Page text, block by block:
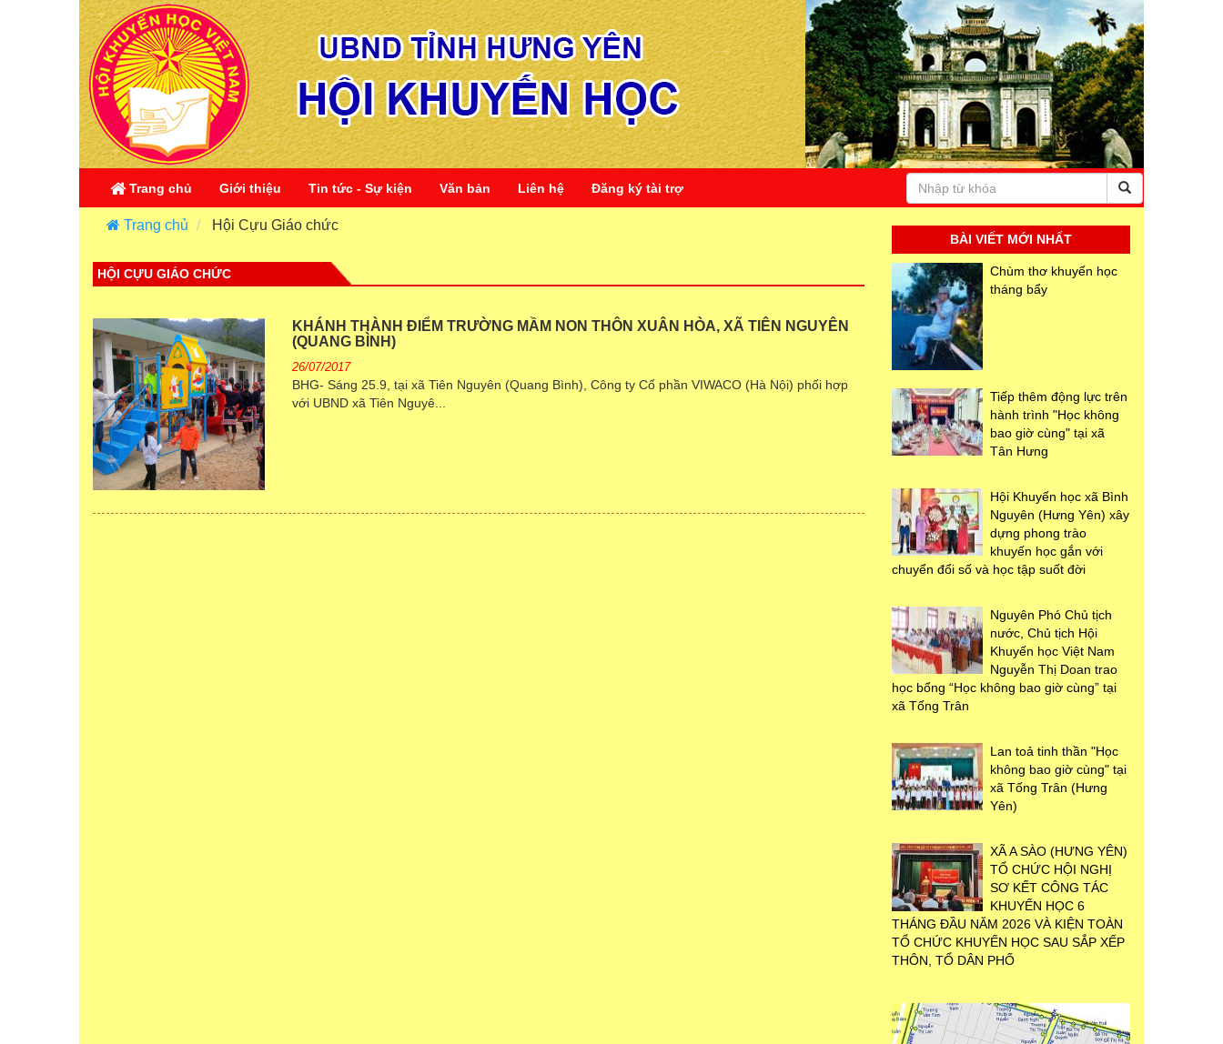
Trang chủ Giới thiệu Tin tức - Sự kiện Văn bản Liên hệ Đăng ký tài trợ
Trang chủ Hội Cựu Giáo chức
HỘI CỰU GIÁO CHỨC
KHÁNH THÀNH ĐIỂM TRƯỜNG MẦM NON THÔN XUÂN HÒA, XÃ TIÊN NGUYÊN
(QUANG BÌNH)
26/07/2017
BHG- Sáng 25.9, tại xã Tiên Nguyên (Quang Bình), Công ty Cổ phần VIWACO (Hà Nội) phối hợp
với UBND xã Tiên Nguyê...
BÀI VIẾT MỚI NHẤT
Chùm thơ khuyến học
tháng bẩy
Tiếp thêm động lực trên
hành trình "Học không
bao giờ cùng" tại xã
Tân Hưng
Hội Khuyến học xã Bình
Nguyên (Hưng Yên) xây
dựng phong trào
khuyến học gắn với
chuyển đổi số và học tập suốt đời
Nguyên Phó Chủ tịch
nước, Chủ tịch Hội
Khuyến học Việt Nam
Nguyễn Thị Doan trao
học bổng “Học không bao giờ cùng” tại
xã Tống Trân
Lan toả tinh thần "Học
không bao giờ cùng" tại
xã Tống Trân (Hưng
Yên)
XÃ A SÀO (HƯNG YÊN)
TỔ CHỨC HỘI NGHỊ
SƠ KẾT CÔNG TÁC
KHUYẾN HỌC 6
THÁNG ĐẦU NĂM 2026 VÀ KIỆN TOÀN
TỔ CHỨC KHUYẾN HỌC SAU SẮP XẾP
THÔN, TỔ DÂN PHỐ